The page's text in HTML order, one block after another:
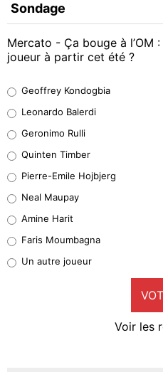
Sondage
Mercato - Ça bouge à l’OM
joueur à partir cet été ?
38%
32%
5%
1%
9%
Geoffrey Kondogbia
Leonardo Balerdi
Geronimo Rulli
Quinten Timber
Pierre-Emile Hojbjerg
Neal Maupay
Amine Harit
Faris Moumbagna
Un autre joueur
Voir les